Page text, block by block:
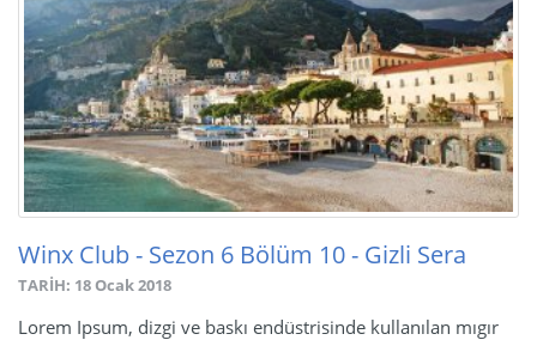
Winx Club - Sezon 6 Bölüm 10 - Gizli Sera
TARİH: 18 Ocak 2018
Lorem Ipsum, dizgi ve baskı endüstrisinde kullanılan mıgır